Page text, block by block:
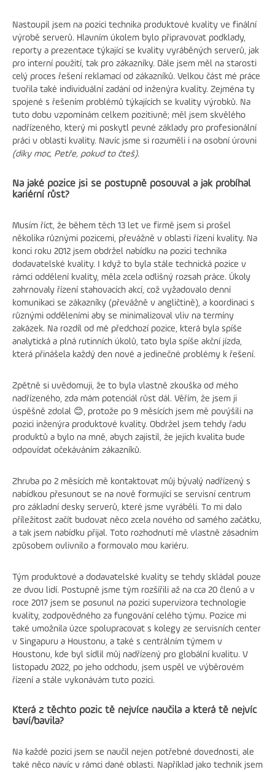
Byl Foxconn
tvým prvním
zaměstnavatelem
nebo už jsi
předtím pracoval
v jiné
společnosti?
Pokud nepočítám
brigády, pak ano,
je můj první
zaměstnavatel.
Nastoupil jsem na pozici technika produktové kvality ve finální
výrobě serverů. Hlavním úkolem bylo připravovat podklady,
reporty a prezentace týkající se kvality vyráběných serverů, jak
pro interní použití, tak pro zákazníky. Dále jsem měl na starosti
celý proces řešení reklamací od zákazníků. Velkou část mé práce
tvořila také individuální zadání od inženýra kvality. Zejména ty
spojené s řešením problémů týkajících se kvality výrobků. Na
tuto dobu vzpomínám celkem pozitivně; měl jsem skvělého
nadřízeného, který mi poskytl pevné základy pro profesionální
práci v oblasti kvality. Navíc jsme si rozuměli i na osobní úrovni
(díky moc, Petře, pokud to čteš).
Na jaké pozice jsi se postupně posouval a jak probíhal
kariérní růst?
Musím říct, že během těch 13 let ve firmě jsem si prošel
několika různými pozicemi, převážně v oblasti řízení kvality. Na
konci roku 2012 jsem obdržel nabídku na pozici technika
dodavatelské kvality. I když to byla stále technická pozice v
rámci oddělení kvality, měla zcela odlišný rozsah práce. Úkoly
zahrnovaly řízení stahovacích akcí, což vyžadovalo denní
komunikaci se zákazníky (převážně v angličtině), a koordinaci s
různými odděleními aby se minimalizoval vliv na termíny
zakázek. Na rozdíl od mé předchozí pozice, která byla spíše
analytická a plná rutinních úkolů, tato byla spíše akční jízda,
která přinášela každý den nové a jedinečné problémy k řešení.
Zpětně si uvědomuji, že to byla vlastně zkouška od mého
nadřízeného, zda mám potenciál růst dál. Věřím, že jsem ji
úspěšně zdolal 😊, protože po 9 měsících jsem mě povýšili na
pozici inženýra produktové kvality. Obdržel jsem tehdy řadu
produktů a bylo na mně, abych zajistil, že jejich kvalita bude
odpovídat očekáváním zákazníků.
Zhruba po 2 měsících mě kontaktovat můj bývalý nadřízený s
nabídkou přesunout se na nově formující se servisní centrum
pro základní desky serverů, které jsme vyráběli. To mi dalo
příležitost začít budovat něco zcela nového od samého začátku,
a tak jsem nabídku přijal. Toto rozhodnutí mě vlastně zásadním
způsobem ovlivnilo a formovalo mou kariéru.
Tým produktové a dodavatelské kvality se tehdy skládal pouze
ze dvou lidí. Postupně jsme tým rozšířili až na cca 20 členů a v
roce 2017 jsem se posunul na pozici supervizora technologie
kvality, zodpovědného za fungování celého týmu. Pozice mi
také umožnila úzce spolupracovat s kolegy ze servisních center
v Singapuru a Houstonu, a také s centrálním týmem v
Houstonu, kde byl sídlil můj nadřízený pro globální kvalitu. V
listopadu 2022, po jeho odchodu, jsem uspěl ve výběrovém
řízení a stále vykonávám tuto pozici.
Která z těchto pozic tě nejvíce naučila a která tě nejvíc
baví/bavila?
Na každé pozici jsem se naučil nejen potřebné dovednosti, ale
také něco navíc v rámci dané oblasti. Například jako technik jsem